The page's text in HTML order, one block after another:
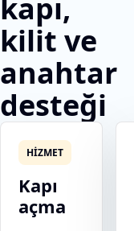
kapı,
kilit ve
anahtar
desteği
HIZMET
Kapı
açma